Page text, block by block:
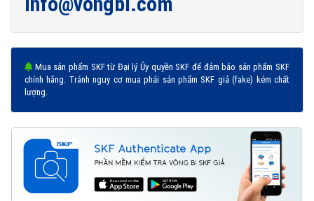
Mua sản phẩm SKF từ Đại lý Ủy quyền SKF để đảm bảo sản phẩm SKF
chính hãng. Tránh nguy cơ mua phải sản phẩm SKF giả (fake) kém chất
lượng.